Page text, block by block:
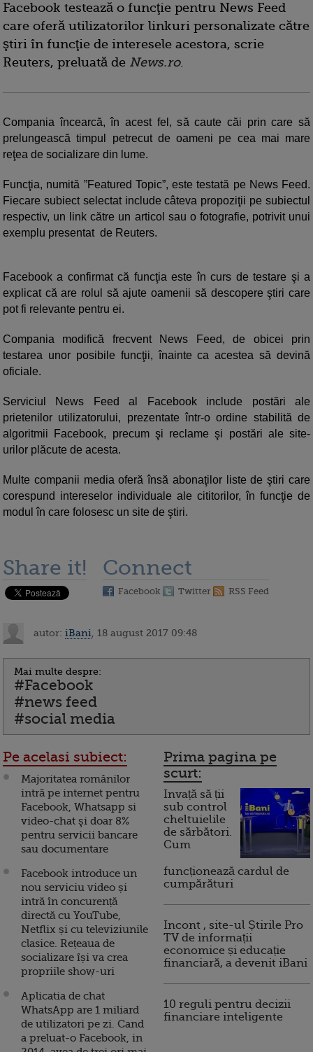
Facebook testează o funcţie pentru News Feed
care oferă utilizatorilor linkuri personalizate către
ştiri în funcţie de interesele acestora, scrie
Reuters, preluată de News.ro.
Compania încearcă, în acest fel, să caute căi prin care să
prelungească timpul petrecut de oameni pe cea mai mare
reţea de socializare din lume.
Funcţia, numită ”Featured Topic”, este testată pe News Feed.
Fiecare subiect selectat include câteva propoziţii pe subiectul
respectiv, un link către un articol sau o fotografie, potrivit unui
exemplu presentat de Reuters.
Facebook a confirmat că funcţia este în curs de testare şi a
explicat că are rolul să ajute oamenii să descopere ştiri care
pot fi relevante pentru ei.
Compania modifică frecvent News Feed, de obicei prin
testarea unor posibile funcţii, înainte ca acestea să devină
oficiale.
Serviciul News Feed al Facebook include postări ale
prietenilor utilizatorului, prezentate într-o ordine stabilită de
algoritmii Facebook, precum şi reclame şi postări ale site-
urilor plăcute de acesta.
Multe companii media oferă însă abonaţilor liste de ştiri care
corespund intereselor individuale ale cititorilor, în funcţie de
modul în care folosesc un site de ştiri.
Share it! Connect
Facebook Twitter RSS Feed
autor: iBani , 18 august 2017 09:48
Mai multe despre:
#Facebook
#news feed
#social media
Pe acelasi subiect:
Majoritatea românilor
intră pe internet pentru
Facebook, Whatsapp si
video-chat şi doar 8%
pentru servicii bancare
sau documentare
Facebook introduce un
nou serviciu video și
intră în concurență
directă cu YouTube,
Netflix și cu televiziunile
clasice. Rețeaua de
socializare își va crea
propriile show-uri
Aplicatia de chat
WhatsApp are 1 miliard
de utilizatori pe zi. Cand
a preluat-o Facebook, in
Prima pagina pe
scurt:
Invață să ții
sub control
cheltuielile
de sărbători.
Cum
funcționează cardul de
cumpărături
Incont , site-ul Știrile Pro
TV de informații
economice și educație
financiară, a devenit iBani
10 reguli pentru decizii
financiare inteligente